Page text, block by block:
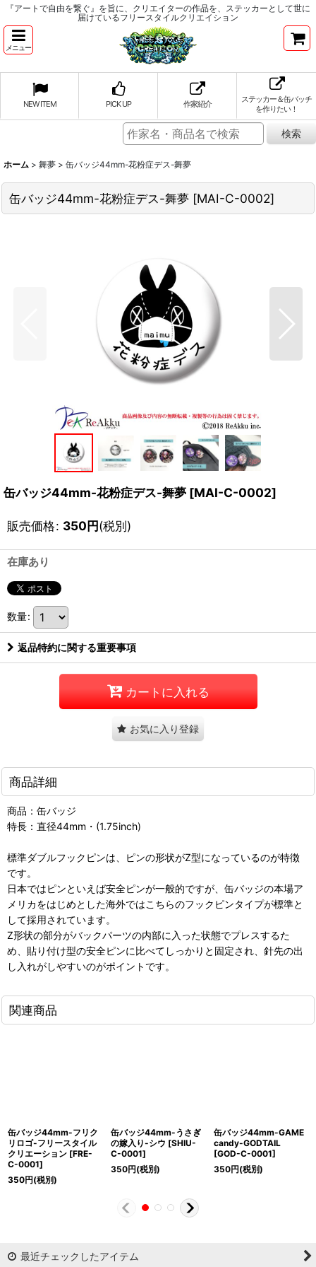
『アートで自由を繋ぐ』を旨に、クリエイターの作品を、ステッカーとして世に
届けているフリースタイルクリエイション
メニュー
NEW ITEM PICK UP 作家紹介
ステッカー＆缶バッチ
を作りたい！
ホーム > 舞夢 > 缶バッジ44mm-花粉症デス-舞夢
缶バッジ44mm-花粉症デス-舞夢 [MAI-C-0002]
缶バッジ44mm-花粉症デス-舞夢 [MAI-C-0002]
販売価格: 350円(税別)
在庫あり
数量:
返品特約に関する重要事項
カートに入れる
お気に入り登録
商品詳細
商品：缶バッジ
特長：直径44mm・(1.75inch)
標準ダブルフックピンは、ピンの形状がZ型になっているのが特徴
です。
日本ではピンといえば安全ピンが一般的ですが、缶バッジの本場ア
メリカをはじめとした海外ではこちらのフックピンタイプが標準と
して採用されています。
Z形状の部分がバックパーツの内部に入った状態でプレスするた
め、貼り付け型の安全ピンに比べてしっかりと固定され、針先の出
し入れがしやすいのがポイントです。
関連商品
缶バッジ44mm-フリク
リロゴ-フリースタイル
クリエーション [FRE-
C-0001]
350円(税別)
缶バッジ44mm-うさぎ
の嫁入り-シウ [SHIU-
C-0001]
350円(税別)
缶バッジ44mm-GAME
candy-GODTAIL
[GOD-C-0001]
350円(税別)
最近チェックしたアイテム